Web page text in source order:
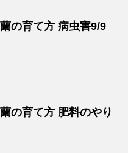
の育て方 病虫害9/9
の育て方 肥料のやり